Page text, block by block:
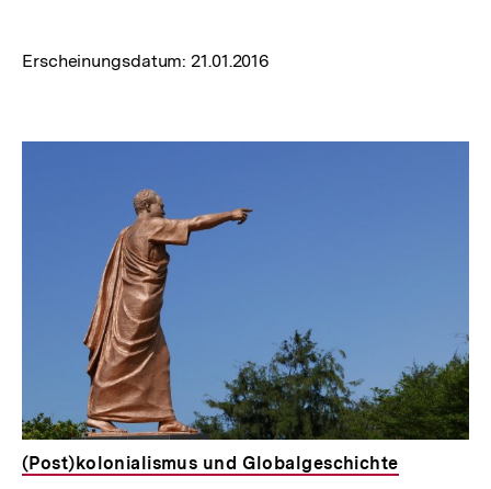
Erscheinungsdatum:21.01.2016
(Post)kolonialismus und Globalgeschichte